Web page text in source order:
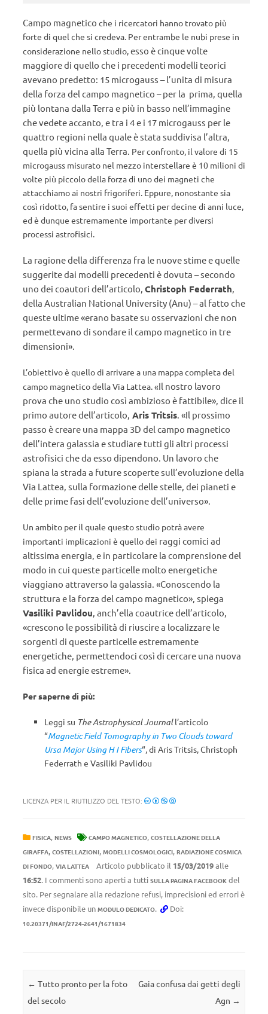
Campo magnetico che i ricercatori hanno trovato più
forte di quel che si credeva. Per entrambe le nubi prese in
considerazione nello studio,esso è cinquevolte
maggiore di quello che i precedenti modelli teorici
avevano predetto: 15 microgauss – l’unita di misura
della forza del campo magnetico –per la prima, quella
più lontana dalla Terra e più in basso nell’immagine
che vedete accanto, e tra i 4 e i 17 microgauss per le
quattro regioni nella quale è stata suddivisa l’altra,
quella più vicina alla Terra. Per confronto, il valore di 15
microgauss misurato nel mezzo interstellare è 10 milioni di
volte più piccolo della forza di uno dei magneti che
attacchiamo ai nostri frigoriferi. Eppure, nonostante sia
così ridotto, fa sentire i suoi effetti per decine di anni luce,
ed è dunque estremamente importante per diversi
processi astrofisici.
La ragione della differenza fra le nuove stime e quelle
suggerite dai modelli precedenti è dovuta – secondo
uno dei coautori dell’articolo, Christoph Federrath,
della Australian National University (Anu) – al fatto che
queste ultime «erano basate su osservazioni che non
permettevano di sondare il campo magnetico in tre
dimensioni».
L’obiettivo è quello di arrivare a una mappa completa del
campo magnetico della Via Lattea. «Il nostro lavoro
prova che uno studio così ambizioso è fattibile», dice il
primo autore dell’articolo, Aris Tritsis. «Il prossimo
passo è creare una mappa 3D del campo magnetico
dell’intera galassia e studiare tutti gli altri processi
astrofisici che da esso dipendono. Un lavoro che
spiana la strada a future scoperte sull’evoluzione della
Via Lattea, sulla formazione delle stelle, dei pianeti e
delle prime fasi dell’evoluzione dell’universo».
Un ambito per il quale questo studio potrà avere
importanti implicazioni è quello dei raggi comici ad
altissima energia, e in particolare la comprensione del
modo in cui queste particelle molto energetiche
viaggiano attraverso la galassia. «Conoscendo la
struttura e la forza del campo magnetico», spiega
Vasiliki Pavlidou, anch’ella coautrice dell’articolo,
«crescono le possibilità di riuscire a localizzare le
sorgenti di queste particelle estremamente
energetiche, permettendoci così di cercare una nuova
fisica ad energie estreme».
Per saperne di più:
Leggi su The Astrophysical Journall’articolo
“Magnetic Field Tomography in Two Clouds toward
Ursa Major Using H I Fibers“, di Aris Tritsis,Christoph
Federrath e Vasiliki Pavlidou
LICENZA PER IL RIUTILIZZO DEL TESTO:
FISICA, NEWS CAMPO MAGNETICO, COSTELLAZIONE DELLA
GIRAFFA, COSTELLAZIONI, MODELLI COSMOLOGICI, RADIAZIONE COSMICA
DI FONDO, VIA LATTEA Articolo pubblicato il 15/03/2019alle
16:52. I commenti sono aperti a tutti SULLA PAGINA FACEBOOK del
sito. Per segnalare alla redazione refusi, imprecisioni ed errori è
invece disponibile un MODULO DEDICATO. Doi:
10.20371/INAF/2724-2641/1671834
Navigazione articolo
← Tutto pronto per la foto
del secolo
Gaia confusa dai getti degli
Agn →